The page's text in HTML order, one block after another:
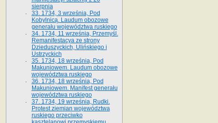
sierpnia
33. 1734, 3 września, Pod
Kobylnicą. Laudum obozowe
generału województwa ruskiego
34. 1734, 11 września, Przemyśl.
Remanifestacya ze strony
Dzieduszyckich, Ulińskiego i
Ustrzyckich
35. 1734, 18 września, Pod
Makuniowem. Laudum obozowe
województwa ruskiego
36. 1734, 18 września, Pod
Makuniowem. Manifest generału
województwa ruskiego
37. 1734, 19 września, Rudki.
Protest ziemian województwa
ruskiego przeciwko